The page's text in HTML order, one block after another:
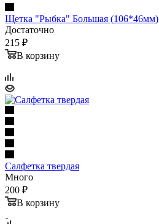
Щетка "Рыбка" Большая (106*46мм)
Достаточно
215 ₽
В корзину
Салфетка твердая
Много
200 ₽
В корзину